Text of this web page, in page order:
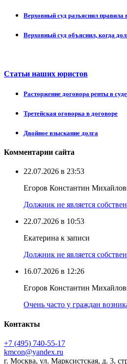
Верховный суд разъяснил правила
Верховный суд объяснил, когда
Статьи наших юристов
Расторжение договора ренты в
Третейская оговорка в договоре
Двойное взыскание долга
Комментарии сайта
22.07.2026 в 23:53
Егоров Константин
Должник не является
22.07.2026 в 10:53
Екатерина к записи
Должник не является
16.07.2026 в 12:26
Егоров Константин
Очень часто у граждан
Контакты
+7 (495) 740‑55‑17
kmcon@yandex.ru
г. Москва, ул. Марксистская, д. 3,